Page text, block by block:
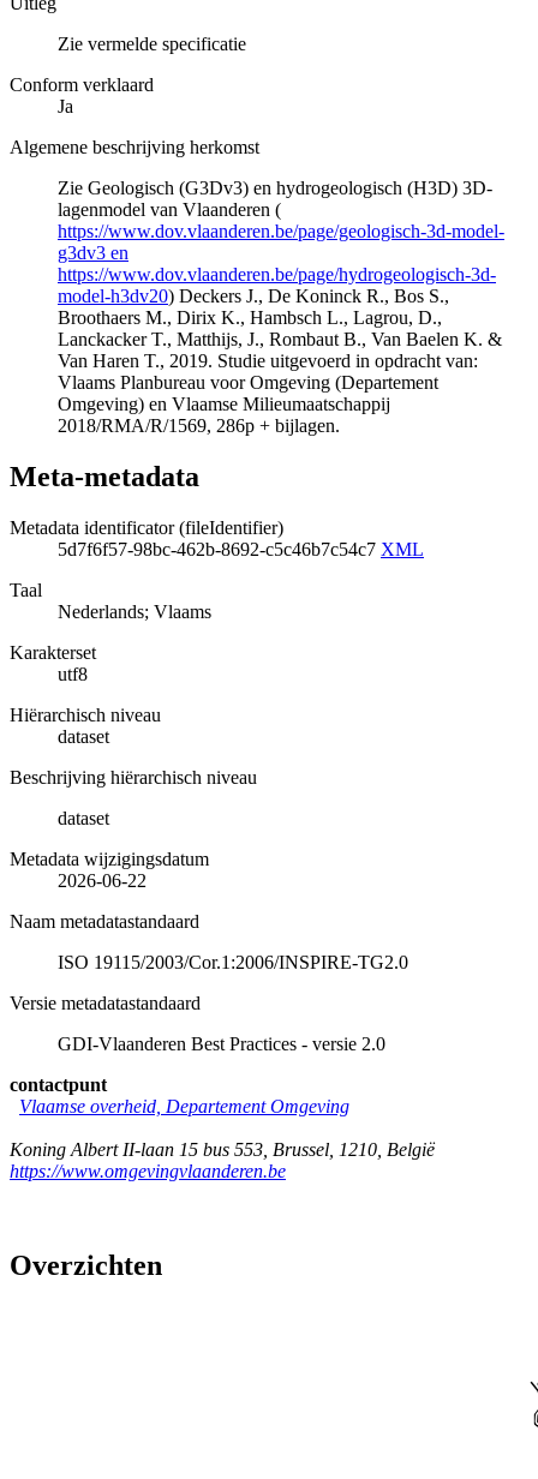
Zie vermelde specificatie
Conform verklaard
Ja
Algemene beschrijving herkomst
Zie Geologisch (G3Dv3) en hydrogeologisch (H3D) 3D-
lagenmodel van Vlaanderen (
https://www.dov.vlaanderen.be/page/geologisch-3d-model-
g3dv3 en
https://www.dov.vlaanderen.be/page/hydrogeologisch-3d-
model-h3dv20) Deckers J., De Koninck R., Bos S.,
Broothaers M., Dirix K., Hambsch L., Lagrou, D.,
Lanckacker T., Matthijs, J., Rombaut B., Van Baelen K. &
Van Haren T., 2019. Studie uitgevoerd in opdracht van:
Vlaams Planbureau voor Omgeving (Departement
Omgeving) en Vlaamse Milieumaatschappij
2018/RMA/R/1569, 286p + bijlagen.
Meta-metadata
Metadata identificator (fileIdentifier)
5d7f6f57-98bc-462b-8692-c5c46b7c54c7 XML
Taal
Nederlands; Vlaams
Karakterset
utf8
Hiërarchisch niveau
dataset
Beschrijving hiërarchisch niveau
dataset
Metadata wijzigingsdatum
2026-06-22
Naam metadatastandaard
ISO 19115/2003/Cor.1:2006/INSPIRE-TG2.0
Versie metadatastandaard
GDI-Vlaanderen Best Practices - versie 2.0
contactpunt
Vlaamse overheid, Departement Omgeving
Koning Albert II-laan 15 bus 553 Brussel 1210 België
https://www.omgevingvlaanderen.be
Overzichten